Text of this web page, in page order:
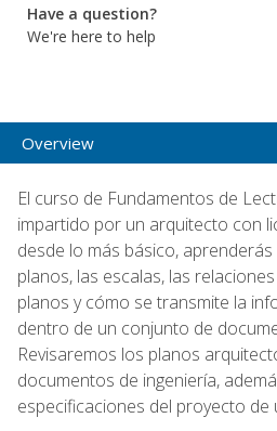
Have a question?
We're here to help
Overview
El curso de Fundamentos de
impartido por un arquitecto con
desde lo más básico,
planos, las escalas, las
planos y cómo se transmite la
dentro de un conjunto de
Revisaremos los planos
documentos de ingeniería,
especificaciones del proyecto de